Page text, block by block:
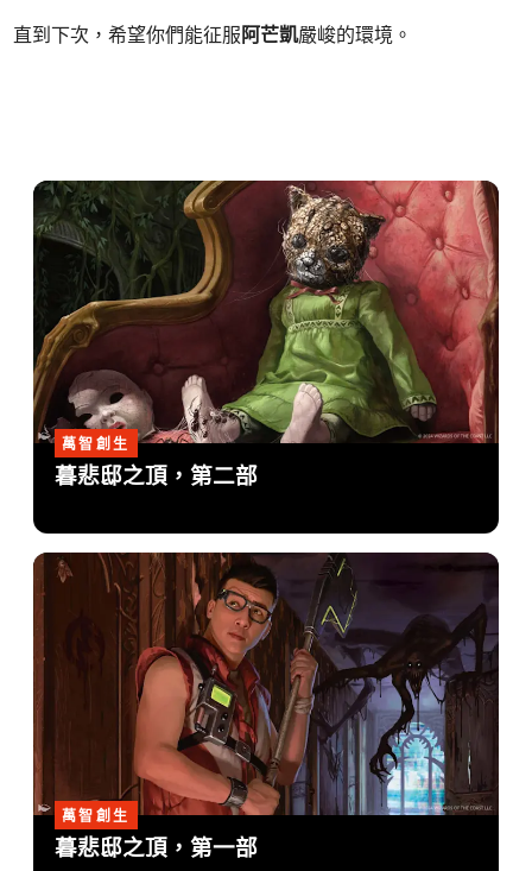
直到下次，希望你們能征服阿芒凱嚴峻的環境。
萬智創生
暮悲邸之頂，第二部
萬智創生
暮悲邸之頂，第一部